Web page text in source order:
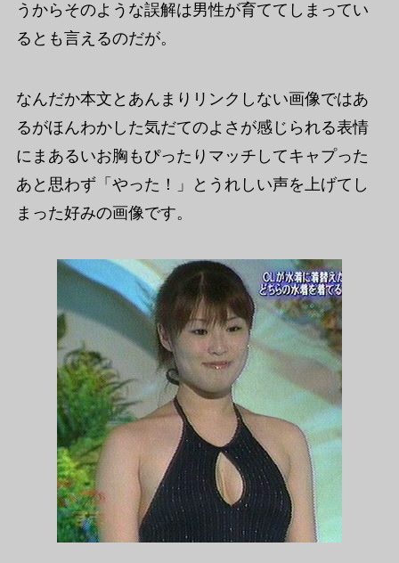
うからそのような誤解は男性が育ててしまってい
るとも言えるのだが。
なんだか本文とあんまりリンクしない画像ではあ
るがほんわかした気だてのよさが感じられる表情
にまあるいお胸もぴったりマッチしてキャプった
あと思わず「やった！」とうれしい声を上げてし
まった好みの画像です。